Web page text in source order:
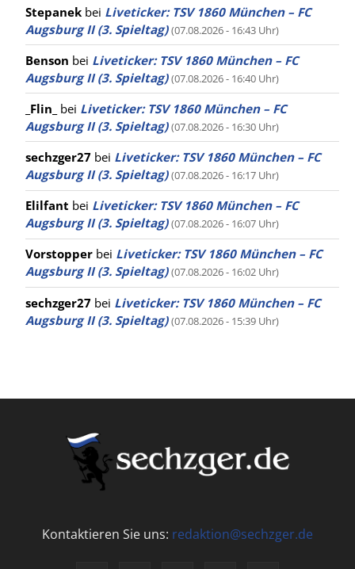
Stepanek bei Liveticker: TSV 1860 München – FC
Augsburg II (3. Spieltag) (07.08.2026 - 16:43 Uhr)
Benson bei Liveticker: TSV 1860 München – FC
Augsburg II (3. Spieltag) (07.08.2026 - 16:40 Uhr)
_Flin_ bei Liveticker: TSV 1860 München – FC
Augsburg II (3. Spieltag) (07.08.2026 - 16:30 Uhr)
sechzger27 bei Liveticker: TSV 1860 München – FC
Augsburg II (3. Spieltag) (07.08.2026 - 16:17 Uhr)
Elilfant bei Liveticker: TSV 1860 München – FC
Augsburg II (3. Spieltag) (07.08.2026 - 16:07 Uhr)
Vorstopper bei Liveticker: TSV 1860 München – FC
Augsburg II (3. Spieltag) (07.08.2026 - 16:02 Uhr)
sechzger27 bei Liveticker: TSV 1860 München – FC
Augsburg II (3. Spieltag) (07.08.2026 - 15:39 Uhr)
Kontaktieren Sie uns: redaktion@sechzger.de